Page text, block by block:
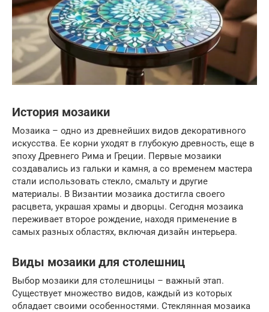
История мозаики
Мозаика – одно из древнейших видов декоративного
искусства. Ее корни уходят в глубокую древность, еще в
эпоху Древнего Рима и Греции. Первые мозаики
создавались из гальки и камня, а со временем мастера
стали использовать стекло, смальту и другие
материалы. В Византии мозаика достигла своего
расцвета, украшая храмы и дворцы. Сегодня мозаика
переживает второе рождение, находя применение в
самых разных областях, включая дизайн интерьера.
Виды мозаики для столешниц
Выбор мозаики для столешницы – важный этап.
Существует множество видов, каждый из которых
обладает своими особенностями. Стеклянная мозаика